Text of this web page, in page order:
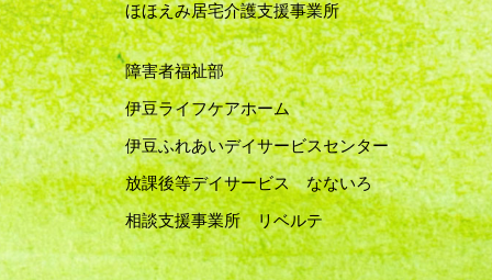
ほほえみ居宅介護支援事業所
障害者福祉部
伊豆ライフケアホーム
伊豆ふれあいデイサービスセンター
放課後等デイサービス なないろ
相談支援事業所 リベルテ